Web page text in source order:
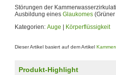
Störungen der
Ausbildung eines Glaukomes
Kategorien: Auge Körperflüssigkeit
Dieser Artikel basiert auf dem Artikel
Produkt-Highlight